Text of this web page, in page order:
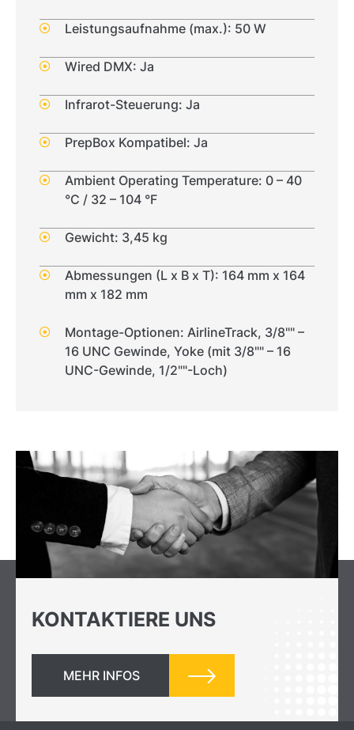
Leistungsaufnahme (max.): 50 W
Wired DMX: Ja
Infrarot-Steuerung: Ja
PrepBox Kompatibel: Ja
Ambient Operating Temperature: 0 – 40
°C / 32 – 104 °F
Gewicht: 3,45 kg
Abmessungen (L x B x T): 164 mm x 164
mm x 182 mm
Montage-Optionen: AirlineTrack, 3/8"" –
16 UNC Gewinde, Yoke (mit 3/8"" – 16
UNC-Gewinde, 1/2""-Loch)
KONTAKTIERE UNS
MEHR INFOS